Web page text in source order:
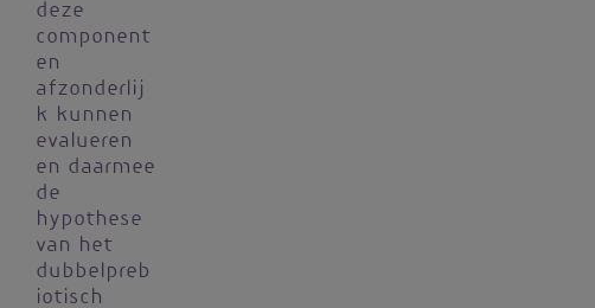
deze
component
en
afzonderlij
k kunnen
evalueren
en daarmee
de
hypothese
van het
dubbelpreb
iotisch